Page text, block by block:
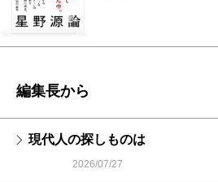
編集長から
現代人の探しものは
2026/07/27